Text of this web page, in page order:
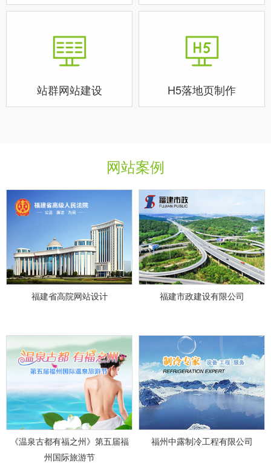
站群网站建设 H5落地页制作
网站案例
福建省高院网站设计 福建市政建设有限公司
《温泉古都有福之州》第五届福
州国际旅游节
福州中露制冷工程有限公司